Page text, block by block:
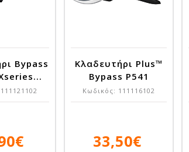
Bypass
111121102
Κλαδευτήρι Plus™
Bypass P541
Κωδικός: 111116102
33,50€